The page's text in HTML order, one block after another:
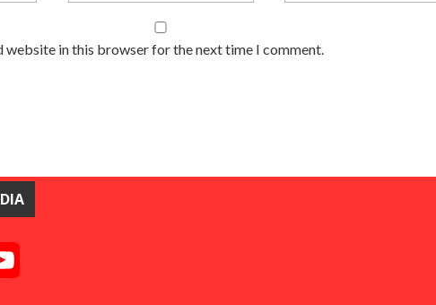
website in this browser for the next time I comment.